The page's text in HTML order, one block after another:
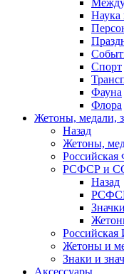
Наука
Спорт
Фауна
Флора
Жетоны, медали,
Назад
Жетоны,
Российская
РСФСР и
Назад
Значки
Жетоны и
Знаки и
Аксессуары